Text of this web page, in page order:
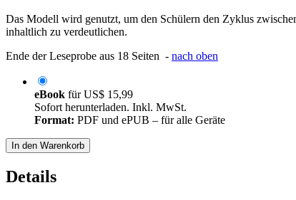
Das Modell wird genutzt, um den Schülern den Zyklus
inhaltlich zu verdeutlichen.
Ende der Leseprobe aus 18 Seiten - nach oben
eBook fürUS$ 15,99
Sofort herunterladen. Inkl. MwSt.
Format: PDF und ePUB – für alle Geräte
In den Warenkorb
Details